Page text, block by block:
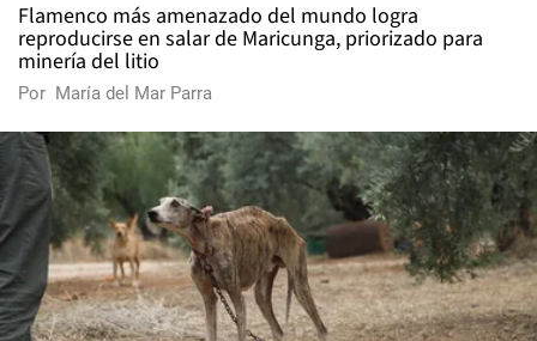
Flamenco más amenazado del mundo logra
reproducirse en salar de Maricunga, priorizado para
minería del litio
Por María del Mar Parra